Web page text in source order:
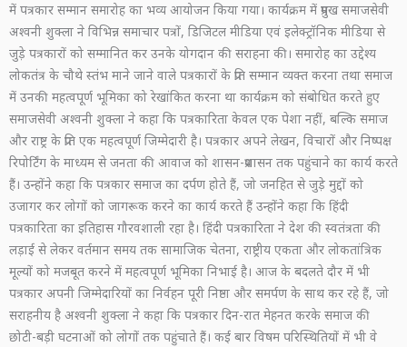
में पत्रकार सम्मान समारोह का भव्य आयोजन किया गया। कार्यक्रम में प्रमुख समाजसेवी
अश्वनी शुक्ला ने विभिन्न समाचार पत्रों, डिजिटल मीडिया एवं इलेक्ट्रॉनिक मीडिया से
जुड़े पत्रकारों को सम्मानित कर उनके योगदान की सराहना की। समारोह का उद्देश्य
लोकतंत्र के चौथे स्तंभ माने जाने वाले पत्रकारों के प्रति सम्मान व्यक्त करना तथा समाज
में उनकी महत्वपूर्ण भूमिका को रेखांकित करना था कार्यक्रम को संबोधित करते हुए
समाजसेवी अश्वनी शुक्ला ने कहा कि पत्रकारिता केवल एक पेशा नहीं, बल्कि समाज
और राष्ट्र के प्रति एक महत्वपूर्ण जिम्मेदारी है। पत्रकार अपने लेखन, विचारों और निष्पक्ष
रिपोर्टिंग के माध्यम से जनता की आवाज को शासन-प्रशासन तक पहुंचाने का कार्य करते
हैं। उन्होंने कहा कि पत्रकार समाज का दर्पण होते हैं, जो जनहित से जुड़े मुद्दों को
उजागर कर लोगों को जागरूक करने का कार्य करते हैं उन्होंने कहा कि हिंदी
पत्रकारिता का इतिहास गौरवशाली रहा है। हिंदी पत्रकारिता ने देश की स्वतंत्रता की
लड़ाई से लेकर वर्तमान समय तक सामाजिक चेतना, राष्ट्रीय एकता और लोकतांत्रिक
मूल्यों को मजबूत करने में महत्वपूर्ण भूमिका निभाई है। आज के बदलते दौर में भी
पत्रकार अपनी जिम्मेदारियों का निर्वहन पूरी निष्ठा और समर्पण के साथ कर रहे हैं, जो
सराहनीय है अश्वनी शुक्ला ने कहा कि पत्रकार दिन-रात मेहनत करके समाज की
छोटी-बड़ी घटनाओं को लोगों तक पहुंचाते हैं। कई बार विषम परिस्थितियों में भी वे